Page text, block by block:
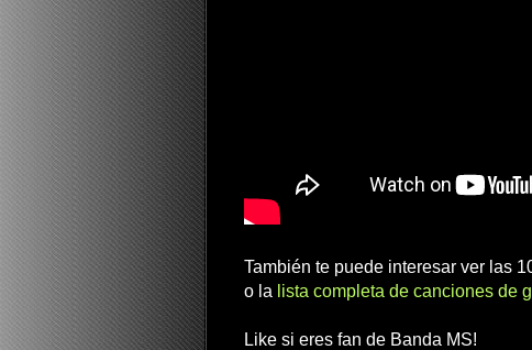
También te puede interesar ver las
o la lista completa de canciones de
Like si eres fan de Banda MS!